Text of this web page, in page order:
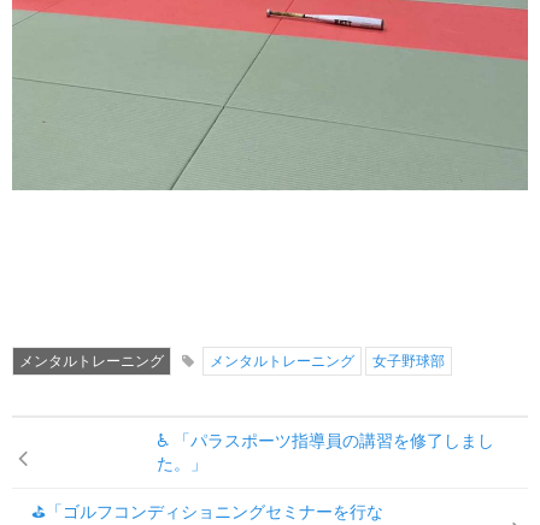
メンタルトレーニング メンタルトレーニング 女子野球部
♿ 「パラスポーツ指導員の講習を修了しまし
た。」
⛳「ゴルフコンディショニングセミナーを行な